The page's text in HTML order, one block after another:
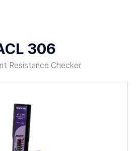
306
Resistance Checker